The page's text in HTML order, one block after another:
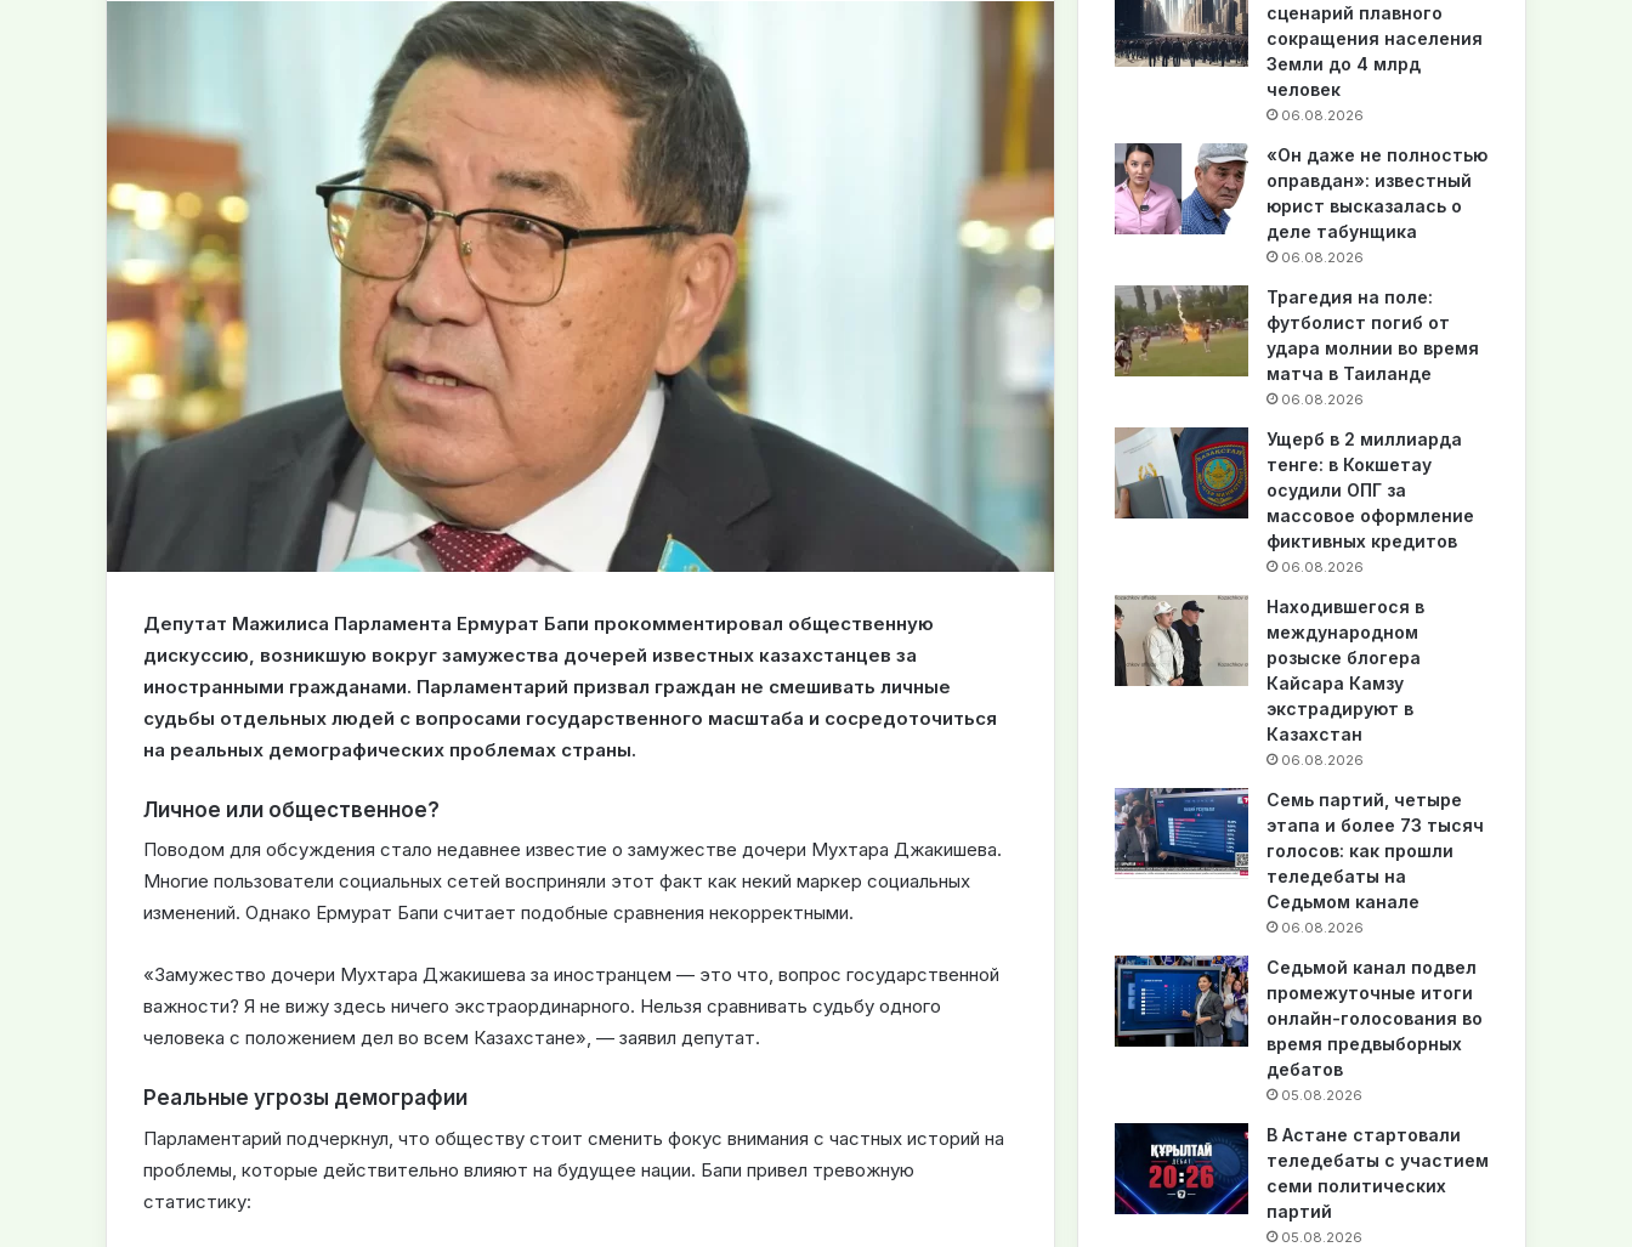
Депутат Мажилиса Парламента Ермурат Бапи прокомментировал общественную
дискуссию, возникшую вокруг замужества дочерей известных казахстанцев за
иностранными гражданами. Парламентарий призвал граждан не смешивать личные
судьбы отдельных людей с вопросами государственного масштаба и сосредоточиться
на реальных демографических проблемах страны.
Личное или общественное?
Поводом для обсуждения стало недавнее известие о замужестве дочери Мухтара Джакишева.
Многие пользователи социальных сетей восприняли этот факт как некий маркер социальных
изменений. Однако Ермурат Бапи считает подобные сравнения некорректными.
«Замужество дочери Мухтара Джакишева за иностранцем — это что, вопрос государственной
важности? Я не вижу здесь ничего экстраординарного. Нельзя сравнивать судьбу одного
человека с положением дел во всем Казахстане», — заявил депутат.
Реальные угрозы демографии
Парламентарий подчеркнул, что обществу стоит сменить фокус внимания с частных историй на
проблемы, которые действительно влияют на будущее нации. Бапи привел тревожную
статистику:
сценарий плавного
сокращения населения
Земли до 4 млрд
человек
06.08.2026
«Он даже не полностью
оправдан»: известный
юрист высказалась о
деле табунщика
06.08.2026
Трагедия на поле:
футболист погиб от
удара молнии во время
матча в Таиланде
06.08.2026
Ущерб в 2 миллиарда
тенге: в Кокшетау
осудили ОПГ за
массовое оформление
фиктивных кредитов
06.08.2026
Находившегося в
международном
розыске блогера
Кайсара Камзу
экстрадируют в
Казахстан
06.08.2026
Семь партий, четыре
этапа и более 73 тысяч
голосов: как прошли
теледебаты на
Седьмом канале
06.08.2026
Седьмой канал подвел
промежуточные итоги
онлайн-голосования во
время предвыборных
дебатов
05.08.2026
В Астане стартовали
теледебаты с участием
семи политических
партий
05.08.2026